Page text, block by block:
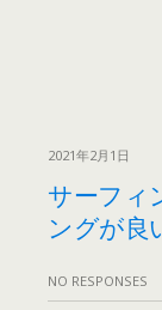
2021年2月1日
サーフィ
ングが良
NO RESPONSES